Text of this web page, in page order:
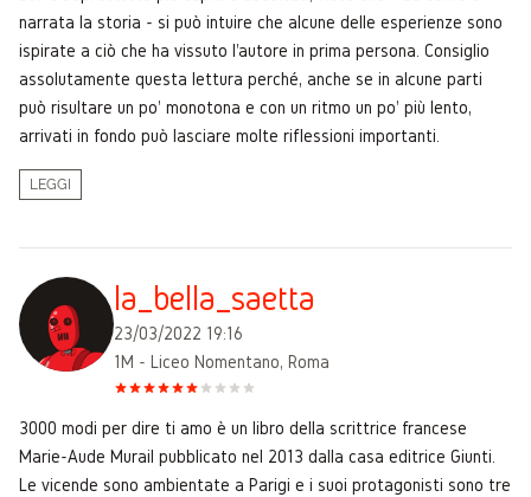
narrata la storia - si può intuire che alcune delle esperienze sono
ispirate a ciò che ha vissuto l'autore in prima persona. Consiglio
assolutamente questa lettura perché, anche se in alcune parti
può risultare un po' monotona e con un ritmo un po' più lento,
arrivati in fondo può lasciare molte riflessioni importanti.
LEGGI
la_bella_saetta
23/03/2022 19:16
1M - Liceo Nomentano, Roma
3000 modi per dire ti amo è un libro della scrittrice francese
Marie-Aude Murail pubblicato nel 2013 dalla casa editrice Giunti.
Le vicende sono ambientate a Parigi e i suoi protagonisti sono tre